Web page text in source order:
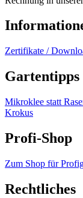
Zertifikate /
Gartentipps
Mikroklee statt
Krokus
Profi-Shop
Zum Shop für
Rechtliches